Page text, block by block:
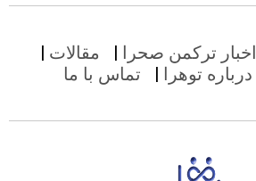
اخبار ترکمن صحرا
مقالات
درباره توهرا تماس با ما